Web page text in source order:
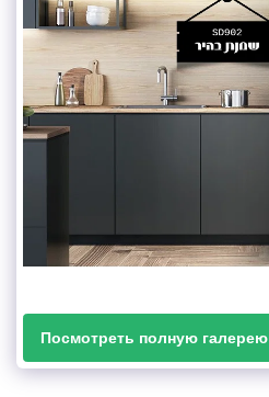
Посмотреть полную галерею